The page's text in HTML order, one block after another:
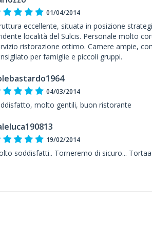
01/04/2014
eccellente, situata in posizione
località del Sulcis. Personale molto
ristorazione ottimo. Camere ampie,
per famiglie e piccoli gruppi.
04/03/2014
molto gentili, buon ristorante
19/02/2014
soddisfatti.. Torneremo di sicuro...